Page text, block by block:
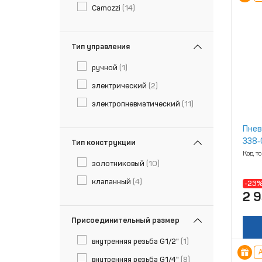
Camozzi (14)
Тип управления
ручной (1)
электрический (2)
электропневматический (11)
Тип конструкции
золотниковый (10)
клапанный (4)
Присоединительный размер
внутренняя резьба G1/2" (1)
внутренняя резьба G1/4" (8)
Код
-
2